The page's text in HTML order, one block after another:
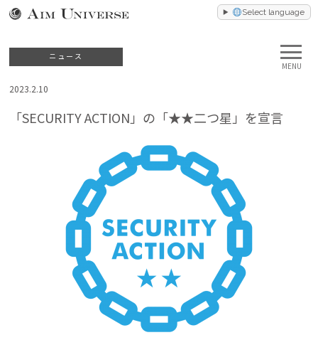
Select language
MENU
ニュース
2023.2.10
「SECURITY ACTION」の「★★二つ星」を宣言